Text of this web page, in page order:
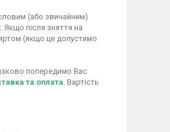
(або звичайним)
Якщо після зняття на
(якщо це допустимо
попередимо Вас
та оплата . Вартість